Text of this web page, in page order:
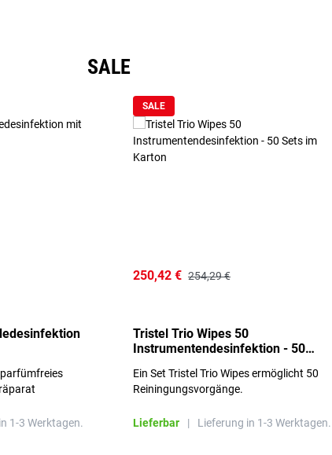
SALE
1-3 Werktagen.
SALE
250,42 € 254,29 €
Tristel Trio Wipes 50
Instrumentendesinfektion - 50
Ein Set Tristel Trio Wipes ermöglicht 50
Reiningungsvorgänge.
Lieferbar | Lieferung in 1-3 Werktagen.